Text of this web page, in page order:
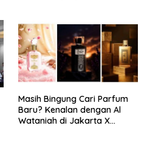
Tema: “Penguatan dan
Pengembangan Organisasi
KBI yang Berbasis Riset di
seluruh Indonesia dan
Mancanegara”.
Masih Bingung Cari Parfum
Baru? Kenalan dengan Al
Wataniah di Jakarta X